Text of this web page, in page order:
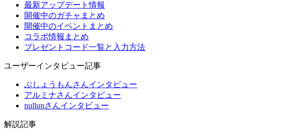
最新アップデート情報
開催中のガチャまとめ
開催中のイベントまとめ
コラボ情報まとめ
プレゼントコード一覧と入力方法
ユーザーインタビュー記事
ぶしょうもんさんインタビュー
アルミナさんインタビュー
nullunさんインタビュー
解説記事